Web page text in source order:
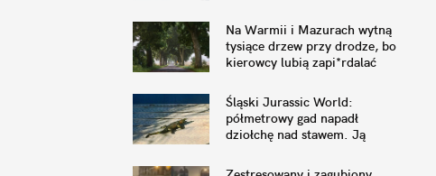
Na Warmii i Mazurach wytną
tysiące drzew przy drodze, bo
kierowcy lubią zapi*rdalać
Śląski Jurassic World:
półmetrowy gad napadł
dziołchę nad stawem. Ją